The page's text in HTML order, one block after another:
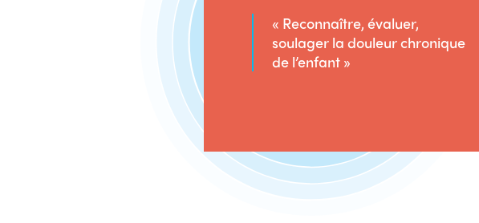
« Reconnaître, évaluer,
soulager la douleur chronique
de l’enfant »